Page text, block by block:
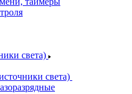
света)
света)